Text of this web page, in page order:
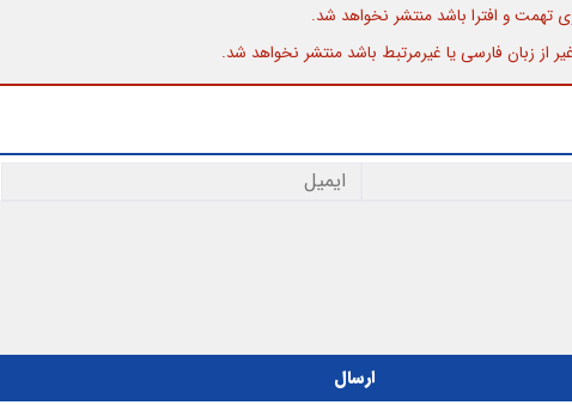
تهمت و افترا باشد منتشر نخواهد شد.
از زبان فارسی یا غیرمرتبط باشد منتشر نخواهد شد.
ارسال